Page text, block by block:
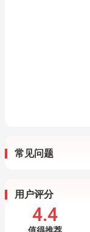
常见问题
用户评分
4.4